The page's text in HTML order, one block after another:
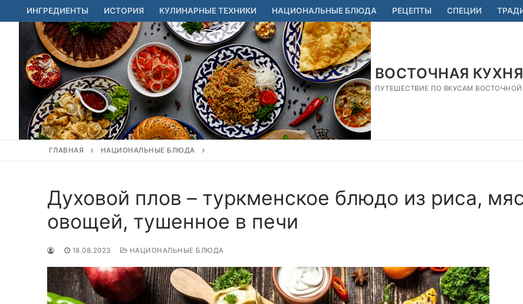
Перейти
к
содержимому
ИНГРЕДИЕНТЫ ИСТОРИЯ КУЛИНАРНЫЕ ТЕХНИКИ НАЦИОНАЛЬНЫЕ БЛЮДА РЕЦЕПТЫ СПЕЦИИ
ВОСТОЧНАЯ КУХНЯ
ПУТЕШЕСТВИЕ ПО ВКУСАМ
ГЛАВНАЯ НАЦИОНАЛЬНЫЕ БЛЮДА
Духовой плов – туркменское блюдо из риса,
овощей, тушенное в печи
18.08.2023 НАЦИОНАЛЬНЫЕ БЛЮДА